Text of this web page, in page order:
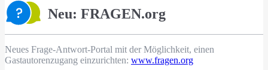
Neu: FRAGEN.org
Neues Frage-Antwort-Portal mit der Möglichkeit, einen
Gastautorenzugang einzurichten: www.fragen.org